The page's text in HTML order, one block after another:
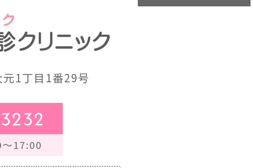
1丁目1番29号
17:00